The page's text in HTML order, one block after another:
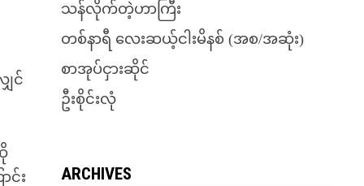
င်
င်း
သန်လိုက်တဲ့ဟာကြီး
တစ်နာရီ လေးဆယ့်ငါးမိနစ် (အစ/အဆုံး)
စာအုပ်ငှားဆိုင်
ဦးစိုင်းလုံ
ARCHIVES